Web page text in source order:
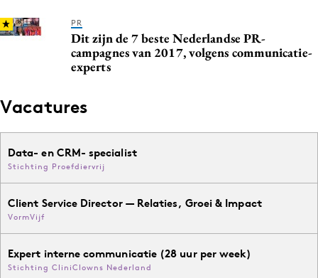
PR
Dit zijn de 7 beste Nederlandse PR-
campagnes van 2017, volgens communicatie-
experts
Vacatures
Data- en CRM- specialist
Stichting Proefdiervrij
Client Service Director — Relaties, Groei & Impact
VormVijf
Expert interne communicatie (28 uur per week)
Stichting CliniClowns Nederland